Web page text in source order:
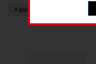
Aggiungi al carrello